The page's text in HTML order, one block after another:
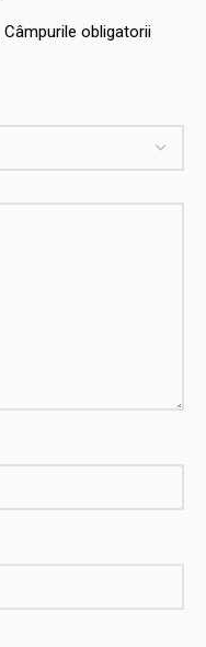
Câmpurile obligatorii